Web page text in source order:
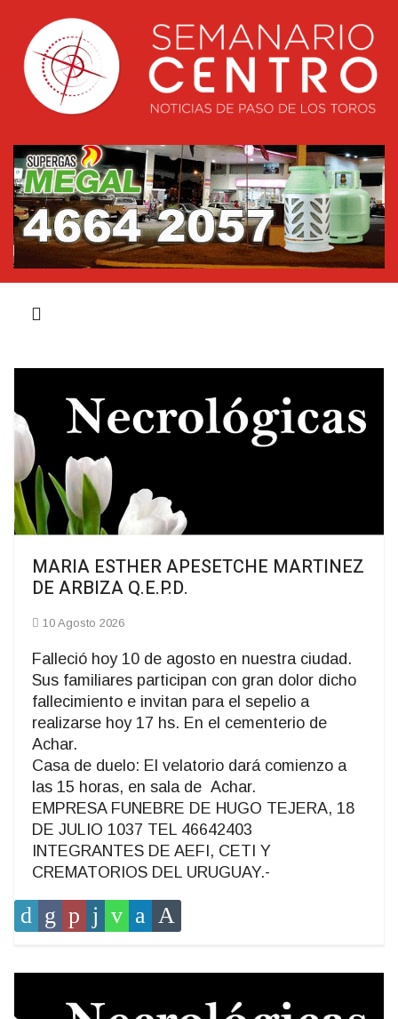
MARIA ESTHER APESETCHE MARTINEZ
DE ARBIZA Q.E.P.D.
10 Agosto 2026
Falleció hoy 10 de agosto en nuestra ciudad.
Sus familiares participan con gran dolor dicho
fallecimiento e invitan para el sepelio a
realizarse hoy 17 hs. En el cementerio de
Achar.
Casa de duelo: El velatorio dará comienzo a
las 15 horas, en sala de Achar.
EMPRESA FUNEBRE DE HUGO TEJERA, 18
DE JULIO 1037 TEL 46642403
INTEGRANTES DE AEFI, CETI Y
CREMATORIOS DEL URUGUAY.-